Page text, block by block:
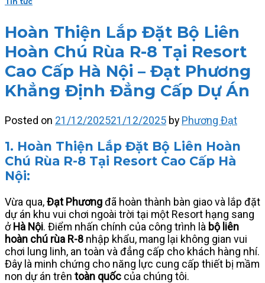
Hoàn Thiện Lắp Đặt Bộ Liên
Hoàn Chú Rùa R-8 Tại Resort
Cao Cấp Hà Nội – Đạt Phương
Khẳng Định Đẳng Cấp Dự Án
Posted on 21/12/202521/12/2025 by Phương Đạt
1. Hoàn Thiện Lắp Đặt Bộ Liên Hoàn
Chú Rùa R-8 Tại Resort Cao Cấp Hà
Nội:
Vừa qua,Đạt Phươngđã hoàn thành bàn giao và lắp đặt
dự án khu vui chơi ngoài trời tại một Resort hạng sang
ởHà Nội. Điểm nhấn chính của công trình là bộ liên
hoàn chú rùa R-8 nhập khẩu, mang lại không gian vui
chơi lung linh, an toàn và đẳng cấp cho khách hàng nhí.
Đây là minh chứng cho năng lực cung cấp thiết bị mầm
non dự án trên toàn quốc của chúng tôi.